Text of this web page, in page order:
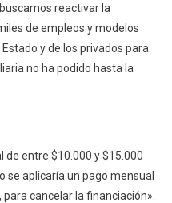
reactivar la
de empleos y modelos
y de los privados para
no ha podido hasta la
de entre $10.000 y $15.000
se aplicaría un pago mensual
cancelar la financiación».